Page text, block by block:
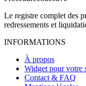
Le registre complet des
redressements et
INFORMATIONS
À propos
Widget pour votre
Contact & FAQ